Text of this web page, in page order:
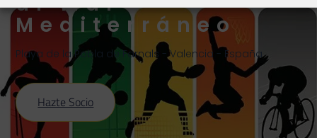
Mediterráneo
Playa de la Pobla de Farnals - Valencia - España
Hazte Socio